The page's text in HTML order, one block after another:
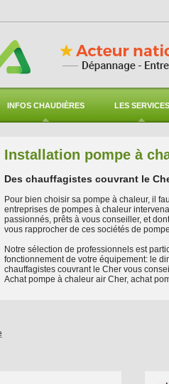
INFOS CHAUDIÈRES LES SERVICES
Installation pompe à
Des chauffagistes couvrant le
Pour bien choisir sa pompe à chaleur, il
entreprises de pompes à chaleur
passionnés, prêts à vous conseiller, et
vous rapprocher de ces sociétés de
Notre sélection de professionnels est
fonctionnement de votre équipement: le
chauffagistes couvrant le Cher vous
Achat pompe à chaleur air Cher, achat